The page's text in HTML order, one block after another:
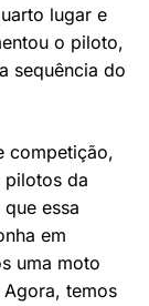
lugar e
o piloto,
sequência do
competição,
pilotos da
essa
em
uma moto
temos